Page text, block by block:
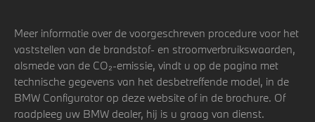
Meer informatie over de voorgeschreven procedure voor het
vaststellen van de brandstof- en stroomverbruikswaarden,
alsmede van de CO₂-emissie, vindt u op de pagina met
technische gegevens van het desbetreffende model, in de
BMW Configurator op deze website of in de brochure. Of
raadpleeg uw BMW dealer, hij is u graag van dienst.